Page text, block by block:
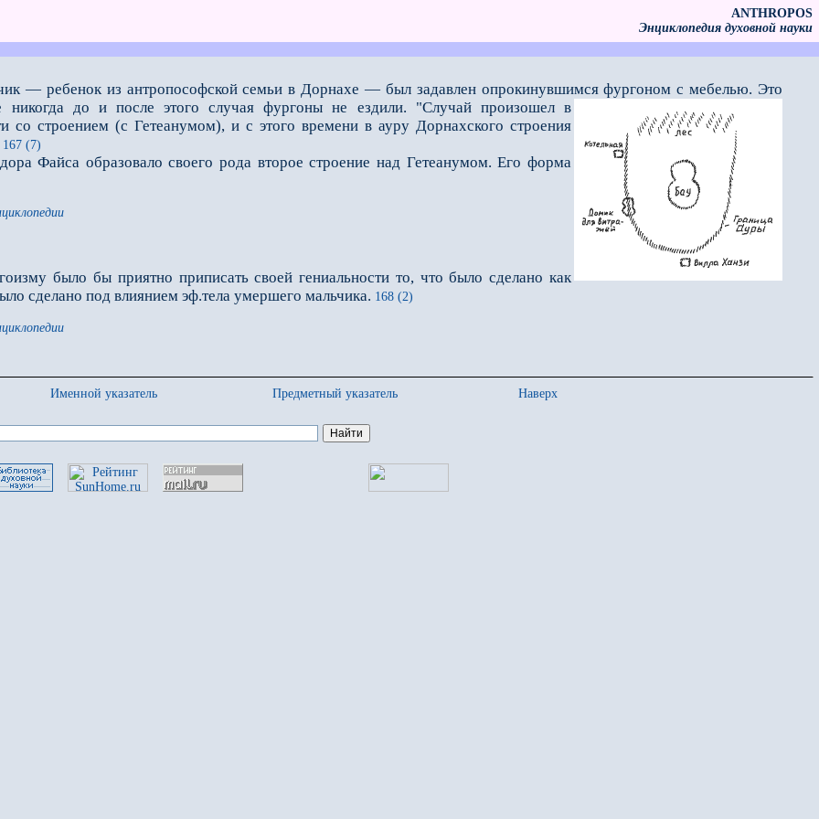
ANTHROPOS
Энциклопедия духовной науки
— ребенок из антропософской семьи в Дорнахе — был задавлен опрокинувшимся фурго­ном с мебелью. Это
никогда до и после этого случая фургоны не ездили. "Случай произошел в
со строением (с Гетеанумом), и с этого времени в ауру Дорнахского строения
167 (7)
Файса образовало своего рода второе строение над Гетеанумом. Его форма
было бы приятно приписать своей гениальности то, что было сделано как
сделано под влиянием эф.тела умершего маль­чика. 168 (2)
Именной указатель Предметный указатель
Наверх